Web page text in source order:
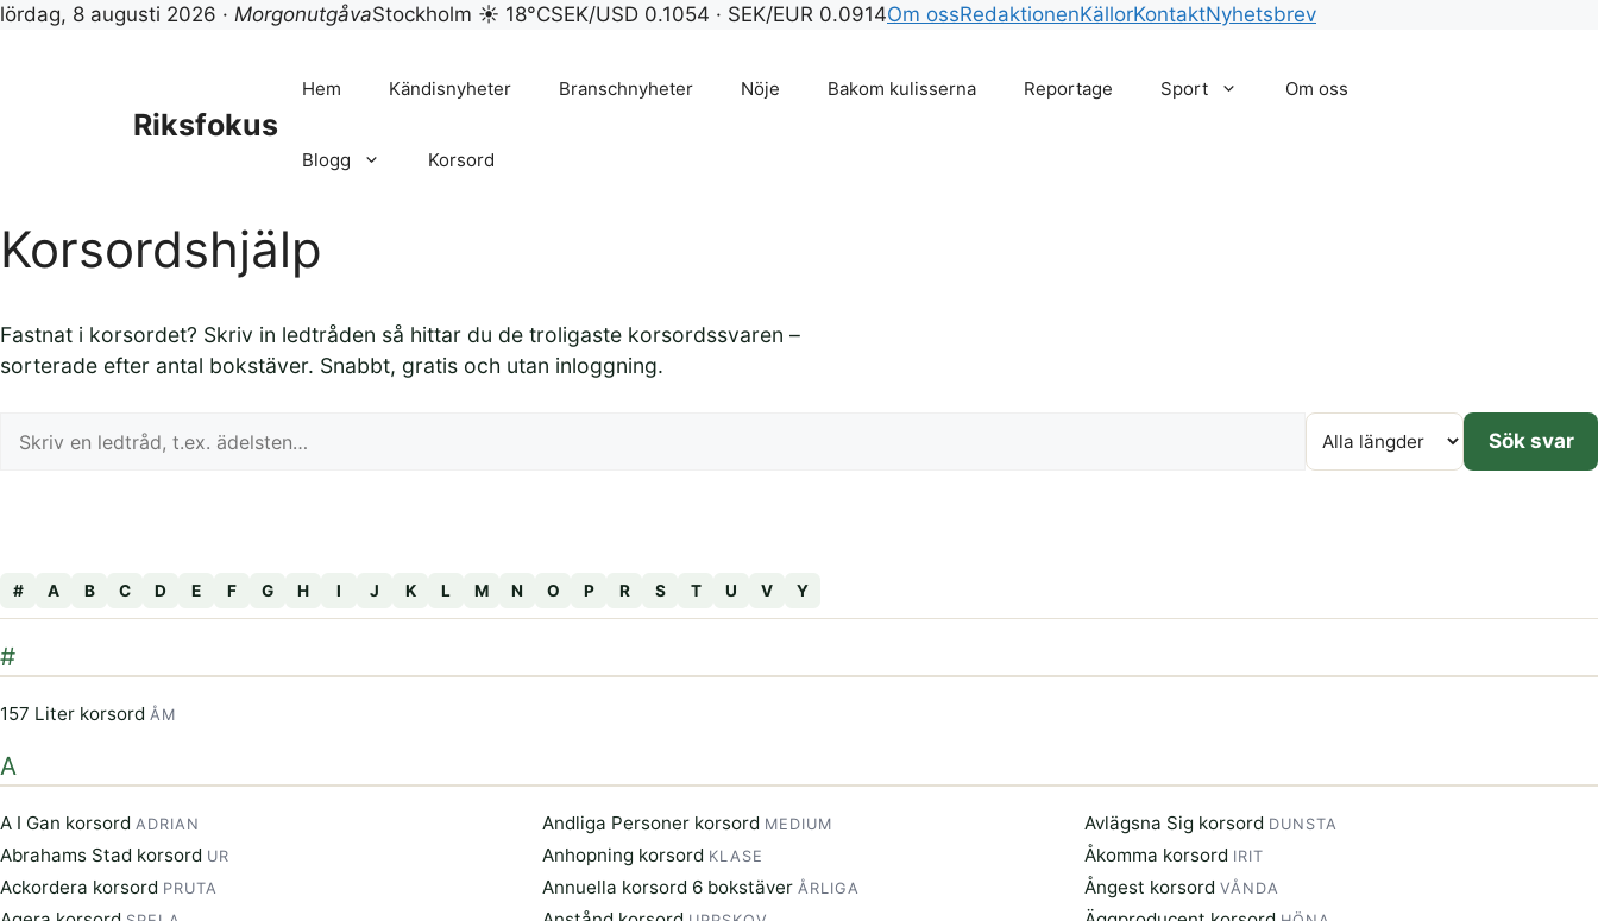
lördag, 8 augusti 2026 · MorgonutgåvaStockholm ☀ 18°CSEK/USD 0.1054 · SEK/EUR 0.0914Om ossRedaktionenKällorKontaktNyhetsbrev
Riksfokus
Hem Kändisnyheter Branschnyheter Nöje Bakom kulisserna Reportage Sport Om oss
Blogg Korsord
Korsordshjälp
Fastnat i korsordet? Skriv in ledtråden så hittar du de troligaste korsordssvaren –
sorterade efter antal bokstäver. Snabbt, gratis och utan inloggning.
Sök svar
# A B C D E F G H I J K L M N O P R S T U V Y
#
157 Liter korsord ÅM
A
A I Gan korsord ADRIAN
Abrahams Stad korsord UR
Ackordera korsord PRUTA
Andliga Personer korsord MEDIUM
Anhopning korsord KLASE
Annuella korsord 6 bokstäver ÅRLIGA
Avlägsna Sig korsord DUNSTA
Åkomma korsord IRIT
Ångest korsord VÅNDA